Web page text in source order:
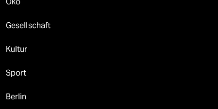
Gesellschaft
Kultur
Sport
Berlin